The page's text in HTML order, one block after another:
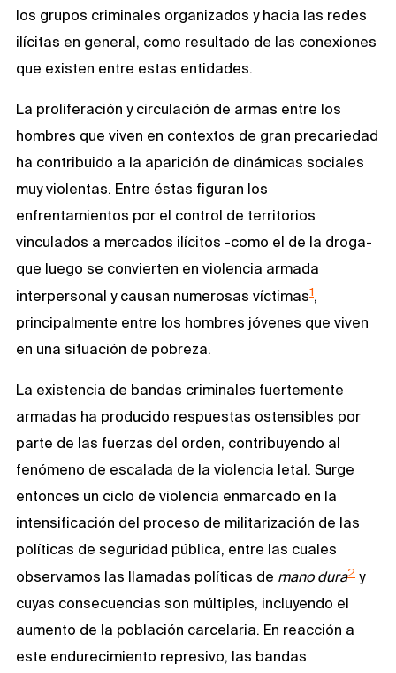
los grupos criminales organizados y hacia las redes
ilícitas en general, como resultado de las conexiones
que existen entre estas entidades.
La proliferación y circulación de armas entre los
hombres que viven en contextos de gran precariedad
ha contribuido a la aparición de dinámicas sociales
muy violentas. Entre éstas figuran los
enfrentamientos por el control de territorios
vinculados a mercados ilícitos -como el de la droga-
que luego se convierten en violencia armada
interpersonal y causan numerosas víctimas1,
principalmente entre los hombres jóvenes que viven
en una situación de pobreza.
La existencia de bandas criminales fuertemente
armadas ha producido respuestas ostensibles por
parte de las fuerzas del orden, contribuyendo al
fenómeno de escalada de la violencia letal. Surge
entonces un ciclo de violencia enmarcado en la
intensificación del proceso de militarización de las
políticas de seguridad pública, entre las cuales
observamos las llamadas políticas de mano dura2 y
cuyas consecuencias son múltiples, incluyendo el
aumento de la población carcelaria. En reacción a
este endurecimiento represivo, las bandas